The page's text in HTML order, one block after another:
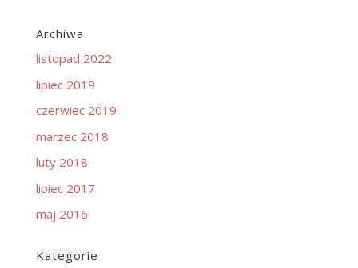
Archiwa
listopad 2022
lipiec 2019
czerwiec 2019
marzec 2018
luty 2018
lipiec 2017
maj 2016
Kategorie